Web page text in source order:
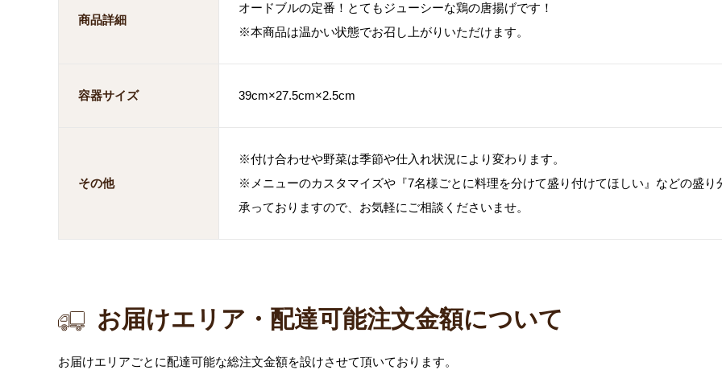
商品詳細
オードブルの定番！とてもジューシーな鶏の唐揚げです！
※本商品は温かい状態でお召し上がりいただけます。
容器サイズ 39cm×27.5cm×2.5cm
その他
※付け合わせや野菜は季節や仕入れ状況により変わります。
※メニューのカスタマイズや『7名様ごとに料理を分けて盛り付けてほしい』などの盛り
承っておりますので、お気軽にご相談くださいませ。
お届けエリア・配達可能注文金額について
お届けエリアごとに配達可能な総注文金額を設けさせて頂いております。